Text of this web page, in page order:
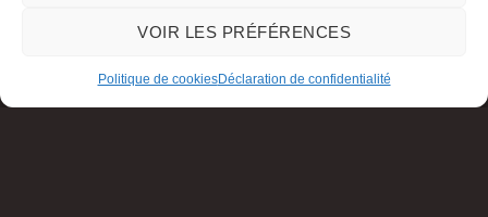
VOIR LES PRÉFÉRENCES
Politique de cookiesDéclaration de confidentialité